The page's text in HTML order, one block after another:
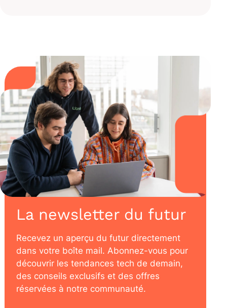
La newsletter du futur
Recevez un aperçu du futur directement
dans votre boîte mail. Abonnez-vous pour
découvrir les tendances tech de demain,
des conseils exclusifs et des offres
réservées à notre communauté.